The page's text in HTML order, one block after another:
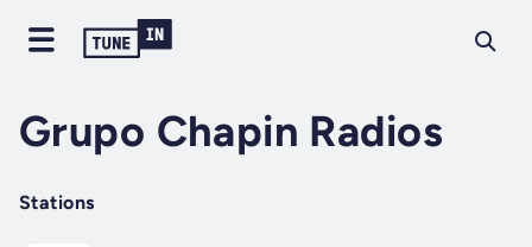
Grupo Chapin Radios
Stations